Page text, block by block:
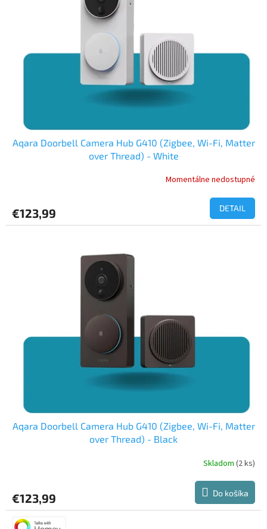
Aqara Doorbell Camera Hub G410 (Zigbee, Wi-Fi, Matter
over Thread) - White
Momentálne nedostupné
€123,99 DETAIL
Aqara Doorbell Camera Hub G410 (Zigbee, Wi-Fi, Matter
over Thread) - Black
Skladom (2 ks)
€123,99 Do košíka